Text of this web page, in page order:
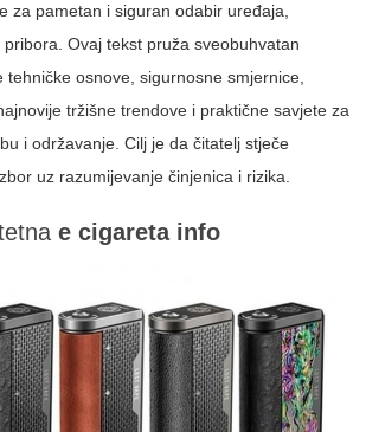
za pametan i siguran odabir uređaja,
Ovaj tekst pruža sveobuhvatan
tehničke osnove, sigurnosne smjernice,
tržišne trendove i praktične savjete za
i održavanje. Cilj je da čitatelj stječe
uz razumijevanje činjenica i rizika.
e cigareta info